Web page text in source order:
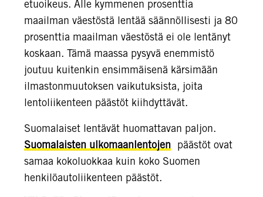
etuoikeus. Alle kymmenen prosenttia
maailman väestöstä lentää säännöllisesti ja 80
prosenttia maailman väestöstä ei ole lentänyt
koskaan. Tämä maassa pysyvä enemmistö
joutuu kuitenkin ensimmäisenä kärsimään
ilmastonmuutoksen vaikutuksista, joita
lentoliikenteen päästöt kiihdyttävät.
Suomalaiset lentävät huomattavan paljon.
Suomalaisten ulkomaanlentojen päästöt ovat
samaa kokoluokkaa kuin koko Suomen
henkilöautoliikenteen päästöt.